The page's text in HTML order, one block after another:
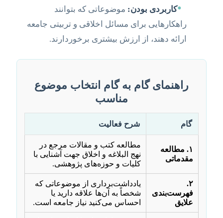
•کاربردی بودن: موضوعاتی که بتوانند
راهکارهایی برای مسائل اخلاقی و تربیتی جامعه
ارائه دهند، از ارزش بیشتری برخوردارند.
راهنمای گام به گام انتخاب موضوع
مناسب
گام شرح فعالیت
۱. مطالعه
مقدماتی
مطالعه کتب و مقالات مرجع در
نهج البلاغه و اخلاق جهت آشنایی با
کلیات و حوزه‌های پژوهشی.
۲.
فهرست‌بندی
علایق
یادداشت‌برداری از موضوعاتی که
شخصاً به آن‌ها علاقه دارید یا
احساس می‌کنید نیاز جامعه است.